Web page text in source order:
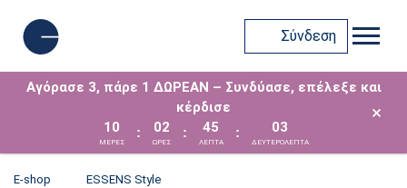
Σύνδεση
Αγόρασε 3, πάρε 1 ΔΩΡΕΑΝ – Συνδύασε, επέλεξε και
κέρδισε
10
ΜΈΡΕΣ
: 02
ΩΡΕΣ
: 45
ΛΕΠΤΑ
: 03
ΔΕΥΤΕΡΟΛΕΠΤΑ
×
E-shop
ESSENS Style